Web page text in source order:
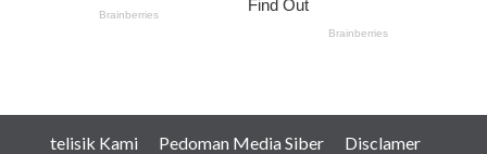
telisik Kami Pedoman Media Siber Disclamer